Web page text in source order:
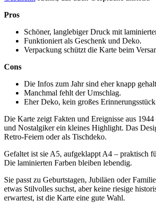
Pros
Schöner, langlebiger Druck mit
Funktioniert als Geschenk und Deko.
Verpackung schützt die Karte beim
Cons
Die Infos zum Jahr sind eher knapp
Manchmal fehlt der Umschlag.
Eher Deko, kein großes
Die Karte zeigt Fakten und Ereignisse aus
und Nostalgiker ein kleines Highlight. Das
Retro-Feiern oder als Tischdeko.
Gefaltet ist sie A5, aufgeklappt A4 – praktisch
Die laminierten Farben bleiben lebendig.
Sie passt zu Geburtstagen, Jubiläen oder
etwas Stilvolles suchst, aber keine riesige
erwartest, ist die Karte eine gute Wahl.